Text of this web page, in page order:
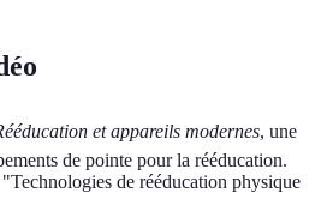
et appareils modernes, une
de pointe pour la rééducation.
de rééducation physique